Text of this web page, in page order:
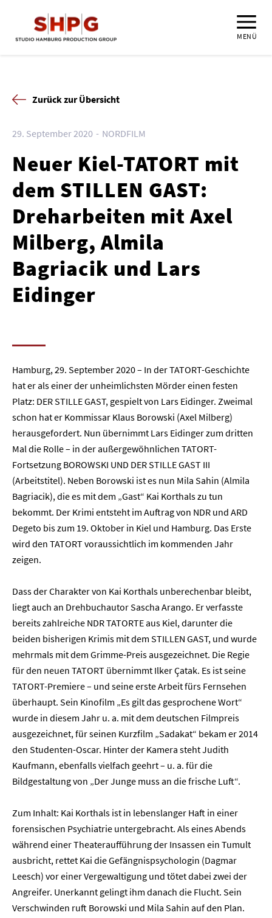
MENÜ
Zurück zur Übersicht
29. September 2020 NORDFILM
Neuer Kiel-TATORT mit
dem STILLEN GAST:
Dreharbeiten mit Axel
Milberg, Almila
Bagriacik und Lars
Eidinger
Hamburg, 29. September 2020 – In der TATORT-Geschichte
hat er als einer der unheimlichsten Mörder einen festen
Platz: DER STILLE GAST, gespielt von Lars Eidinger. Zweimal
schon hat er Kommissar Klaus Borowski (Axel Milberg)
herausgefordert. Nun übernimmt Lars Eidinger zum dritten
Mal die Rolle – in der außergewöhnlichen TATORT-
Fortsetzung BOROWSKI UND DER STILLE GAST III
(Arbeitstitel). Neben Borowski ist es nun Mila Sahin (Almila
Bagriacik), die es mit dem „Gast“ Kai Korthals zu tun
bekommt. Der Krimi entsteht im Auftrag von NDR und ARD
Degeto bis zum 19. Oktober in Kiel und Hamburg. Das Erste
wird den TATORT voraussichtlich im kommenden Jahr
zeigen.
Dass der Charakter von Kai Korthals unberechenbar bleibt,
liegt auch an Drehbuchautor Sascha Arango. Er verfasste
bereits zahlreiche NDR TATORTE aus Kiel, darunter die
beiden bisherigen Krimis mit dem STILLEN GAST, und wurde
mehrmals mit dem Grimme-Preis ausgezeichnet. Die Regie
für den neuen TATORT übernimmt Ilker Çatak. Es ist seine
TATORT-Premiere – und seine erste Arbeit fürs Fernsehen
überhaupt. Sein Kinofilm „Es gilt das gesprochene Wort“
wurde in diesem Jahr u. a. mit dem deutschen Filmpreis
ausgezeichnet, für seinen Kurzfilm „Sadakat“ bekam er 2014
den Studenten-Oscar. Hinter der Kamera steht Judith
Kaufmann, ebenfalls vielfach geehrt – u. a. für die
Bildgestaltung von „Der Junge muss an die frische Luft“.
Zum Inhalt: Kai Korthals ist in lebenslanger Haft in einer
forensischen Psychiatrie untergebracht. Als eines Abends
während einer Theateraufführung der Insassen ein Tumult
ausbricht, rettet Kai die Gefängnispsychologin (Dagmar
Leesch) vor einer Vergewaltigung und tötet dabei zwei der
Angreifer. Unerkannt gelingt ihm danach die Flucht. Sein
Verschwinden ruft Borowski und Mila Sahin auf den Plan.